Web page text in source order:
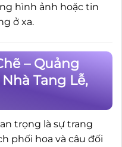
hình ảnh hoặc tin
ở xa.
– Quảng
Tang Lễ,
trọng là sự trang
phối hoa và câu đối